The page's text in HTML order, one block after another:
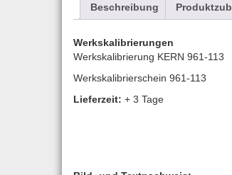
Beschreibung
Werkskalibrierungen
Werkskalibrierung KERN 961-113
Werkskalibrierschein 961-113
Lieferzeit: + 3 Tage